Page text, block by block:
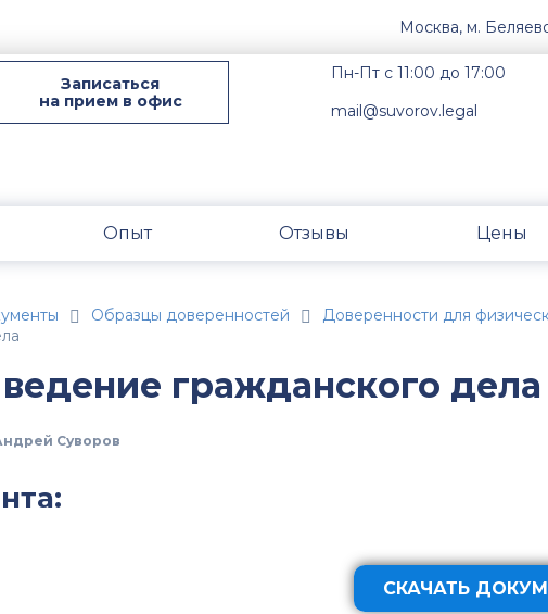
Москва, м.
Записаться
на прием в офис
Пн-Пт с 11:00 до 17:00
mail@suvorov.legal
Опыт Отзывы Цены
Образцы доверенностей
Доверенности для
гражданского дела
Суворов
СКАЧАТЬ